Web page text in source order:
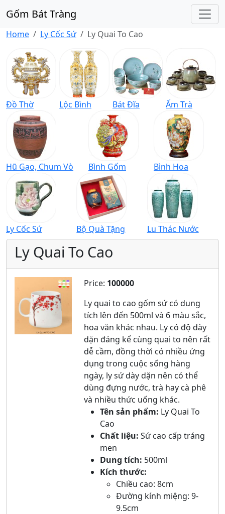
Gốm Bát Tràng
Home Ly Cốc Sứ Ly Quai To Cao
Đồ Thờ Lộc Bình Bát Đĩa Ấm Trà
Hũ Gạo, Chum Vò Bình Gốm Bình Hoa
Ly Cốc Sứ Bộ Quà Tặng Lu Thác Nước
Ly Quai To Cao
Price: 100000
Ly quai to cao gốm sứ có dung
tích lên đến 500ml và 6 màu sắc,
hoa văn khác nhau. Ly có độ dày
dặn đáng kể cùng quai to nên rất
dễ cầm, đồng thời có nhiều ứng
dụng trong cuộc sống hàng
ngày, ly sứ dày dặn nên có thể
dùng đựng nước, trà hay cà phê
và nhiều thức uống khác.
Tên sản phẩm: Ly Quai To
Cao
Chất liệu: Sứ cao cấp tráng
men
Dung tích: 500ml
Kích thước:
Chiều cao: 8cm
Đường kính miệng: 9-
9.5cm